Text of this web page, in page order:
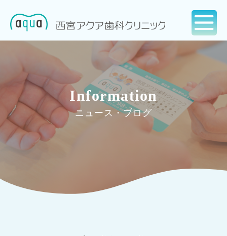
Information
ニュース・ブログ